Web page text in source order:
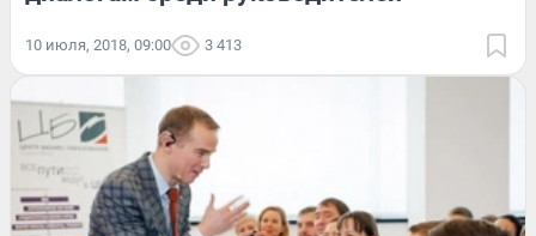
10 июля, 2018, 09:00 3 413